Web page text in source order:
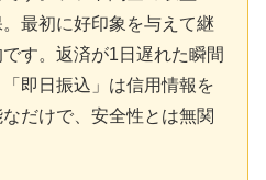
最初に好印象を与えて継
す。返済が1日遅れた瞬間
即日振込」は信用情報を
だけで、安全性とは無関